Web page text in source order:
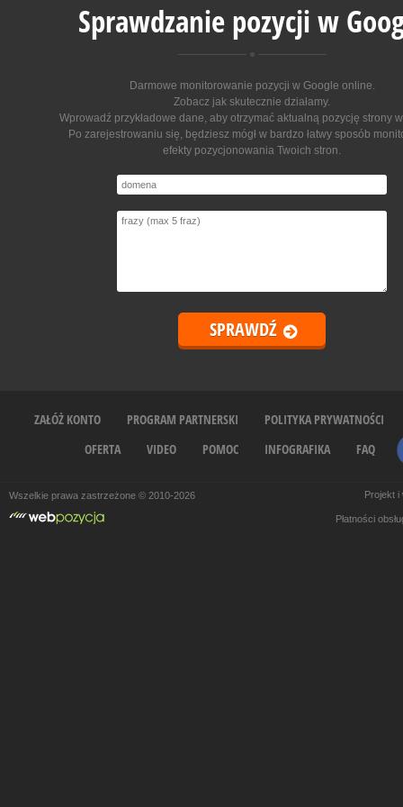
Sprawdzanie pozycji w
Darmowe monitorowanie pozycji w Google online.
Zobacz jak skutecznie działamy.
Wprowadź przykładowe dane, aby otrzymać aktualną pozycję strony
Po zarejestrowaniu się, będziesz mógł w bardzo łatwy sposób
efekty pozycjonowania Twoich stron.
ZAŁÓŻ KONTO PROGRAM PARTNERSKI
POLITYKA PRYWATNOŚCI
OFERTA
VIDEO POMOC INFOGRAFIKA FAQ
Wszelkie prawa zastrzeżone © 2010-2026 Projekt
Płatności